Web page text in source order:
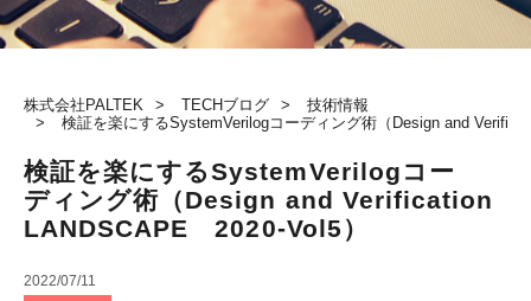
株式会社PALTEK TECHブログ
技術情報
検証を楽にするSystemVerilogコーディング術（Design and
検証を楽にするSystemVerilogコー
ディング術（Design and Verification
LANDSCAPE 2020-Vol5）
2022/07/11